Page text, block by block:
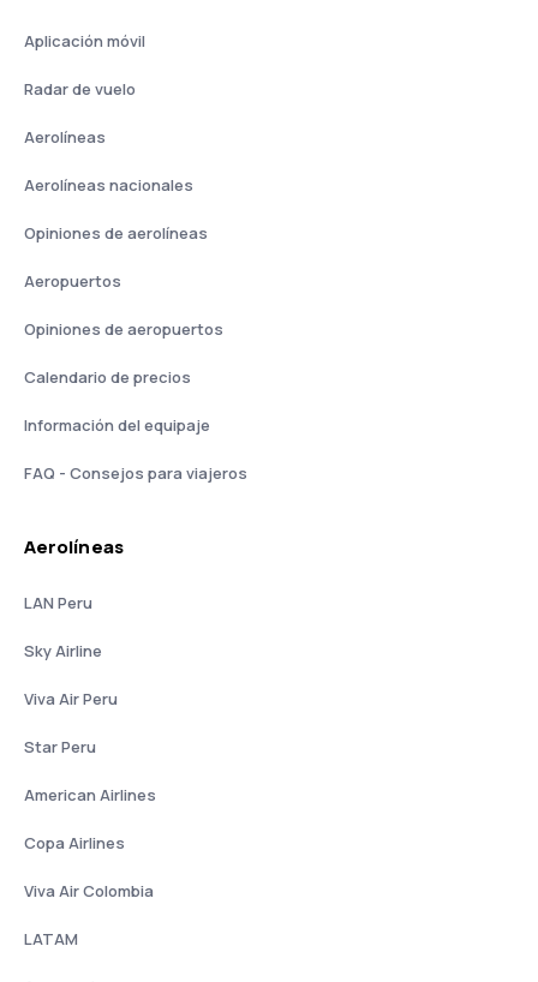
Aplicación móvil
Radar de vuelo
Aerolíneas
Aerolíneas nacionales
Opiniones de aerolíneas
Aeropuertos
Opiniones de aeropuertos
Calendario de precios
Información del equipaje
FAQ - Consejos para viajeros
Aerolíneas
LAN Peru
Sky Airline
Viva Air Peru
Star Peru
American Airlines
Copa Airlines
Viva Air Colombia
LATAM